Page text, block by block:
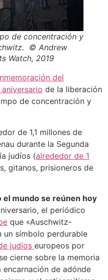
de concentración y
© Andrew
Watch, 2019
del
de la liberación
de concentración y
de 1,1 millones de
durante la Segunda
judíos (alrededor de 1
gitanos, prisioneros de
mundo se reúnen hoy
el periódico
que «Auschwitz-
un símbolo perdurable
judíos europeos por
cierne sobre la memoria
de adónde